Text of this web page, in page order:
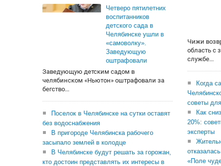
Четверо пятилетних
воспитанников
детского сада в
Челябинске ушли в
«самоволку».
Заведующую
оштрафовали
Заведующую детским садом в
челябинском «Ньютон» оштрафовали за
бегство...
Поселок в Челябинске на сутки оставят
без водоснабжения
В пригороде Челябинска рабочего
засыпало землей в колодце
В Челябинске будут решать за горожан,
кто достоин представлять их интересы в
Чижи
область с
службе...
Когда
советы
Как
20%:
эксперты
«Поле